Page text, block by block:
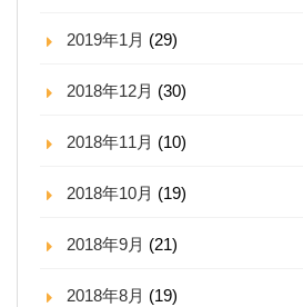
2019年1月 (29)
2018年12月 (30)
2018年11月 (10)
2018年10月 (19)
2018年9月 (21)
2018年8月 (19)